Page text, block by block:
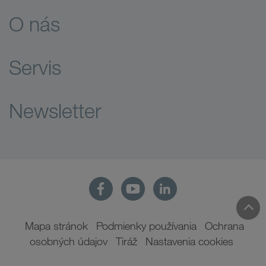
O nás
Servis
Newsletter
Mapa stránok Podmienky používania
Ochrana
osobných údajov
Tiráž Nastavenia cookies